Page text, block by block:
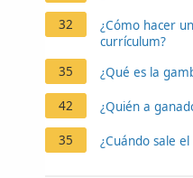
32
¿Cómo hacer
currículum?
35
¿Qué es la
42 ¿Quién a
35 ¿Cuándo sale